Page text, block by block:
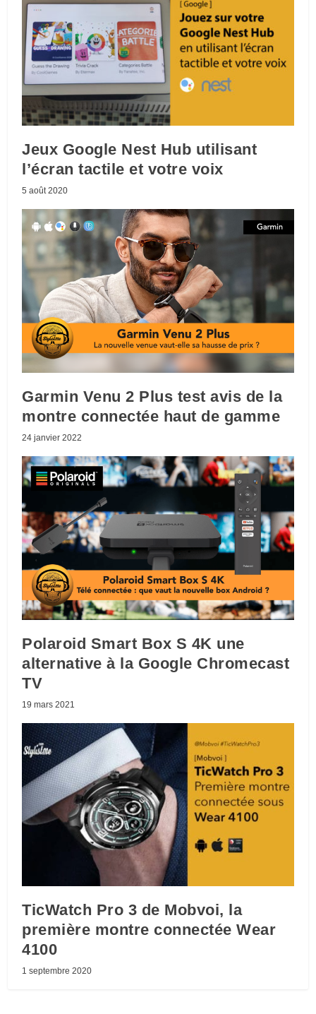
Jeux Google Nest Hub utilisant
l’écran tactile et votre voix
5 août 2020
Garmin Venu 2 Plus test avis de la
montre connectée haut de gamme
24 janvier 2022
Polaroid Smart Box S 4K une
alternative à la Google Chromecast
TV
19 mars 2021
TicWatch Pro 3 de Mobvoi, la
première montre connectée Wear
4100
1 septembre 2020